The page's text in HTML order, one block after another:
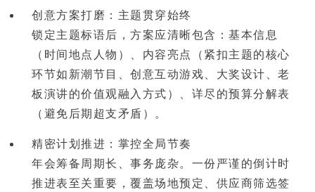
创意方案打磨：主题贯穿始终
锁定主题标语后，方案应清晰包含：基本信息
（时间地点人物）、内容亮点（紧扣主题的核心
环节如新潮节目、创意互动游戏、大奖设计、老
板演讲的价值观融入方式）、详尽的预算分解表
（避免后期超支矛盾）。
精密计划推进：掌控全局节奏
年会筹备周期长、事务庞杂。 一份严谨的倒计时
推进表至关重要 ，覆盖场地预定、供应商筛选签